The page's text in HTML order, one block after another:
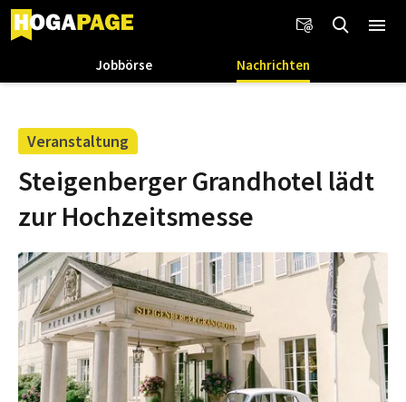
Jobbörse Nachrichten
Veranstaltung
Steigenberger Grandhotel lädt
zur Hochzeitsmesse